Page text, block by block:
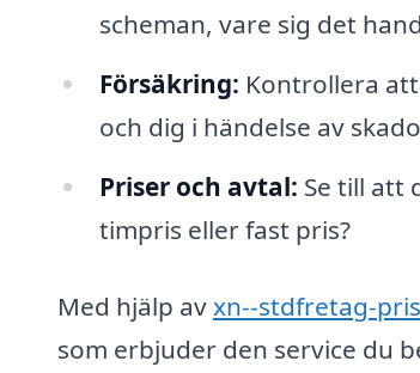
scheman, vare sig det
Försäkring: Kontrollera
och dig i händelse av
Priser och avtal: Se till att
timpris eller fast pris?
Med hjälp avxn--stdfretag-
som erbjuder den service du